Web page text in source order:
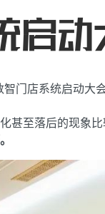
门店系统启动大会
甚至落后的现象比